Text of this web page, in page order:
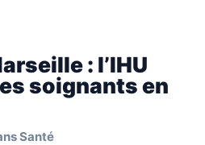
: l’IHU
soignants en
Santé